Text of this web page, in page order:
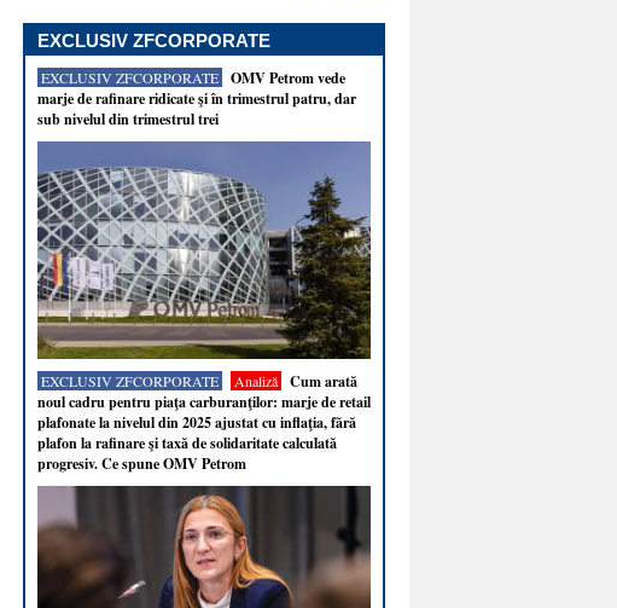
EXCLUSIV ZFCORPORATE
EXCLUSIV ZFCORPORATE
OMV Petrom vede
marje de rafinare ridicate şi în trimestrul patru, dar
sub nivelul din trimestrul trei
EXCLUSIV ZFCORPORATE Analiză
Cum arată
noul cadru pentru piaţa carburanţilor: marje de retail
plafonate la nivelul din 2025 ajustat cu inflaţia, fără
plafon la rafinare şi taxă de solidaritate calculată
progresiv. Ce spune OMV Petrom